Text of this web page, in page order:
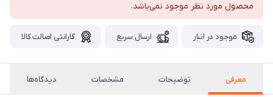
محصول مورد نظر موجود نمی‌باشد.
موجود در انبار ارسال سریع گارانتی اصالت کالا
معرفی توضیحات مشخصات دیدگاه‌ها